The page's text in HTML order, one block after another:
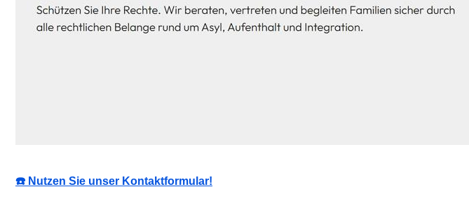
☎️ Nutzen Sie unser Kontaktformular!